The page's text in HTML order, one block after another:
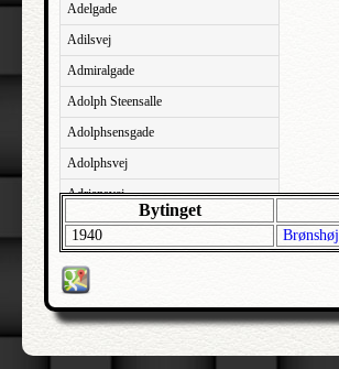
Adelgade
Adilsvej
Admiralgade
Adolph Steensalle
Adolphsensgade
Adolphsvej
Adriansvej
Aftenbakken
Agavevej
Agerlandsvej
Agermosen
Bytinget
1940 Brønshøj